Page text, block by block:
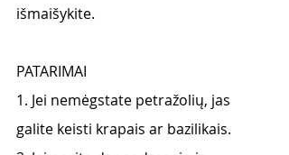
išmaišykite.
PATARIMAI
1. Jei nemėgstate petražolių, jas
galite keisti krapais ar bazilikais.